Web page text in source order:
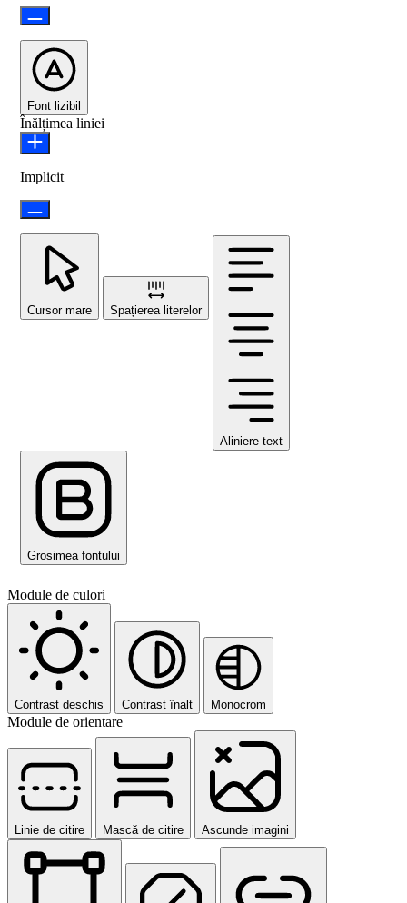
Font lizibil
Înălțimea liniei
Implicit
Cursor mare Spațierea literelor
Aliniere text
Grosimea fontului
Module de culori
Contrast deschis Contrast înalt Monocrom
Module de orientare
Linie de citire Mască de citire Ascunde imagini